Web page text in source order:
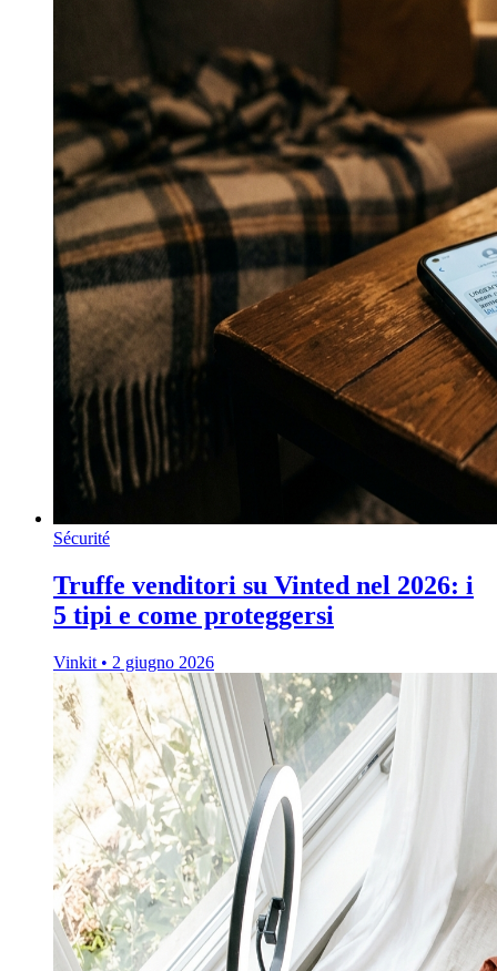
Sécurité
Truffe venditori su Vinted nel 2026: i
5 tipi e come proteggersi
Vinkit • 2 giugno 2026